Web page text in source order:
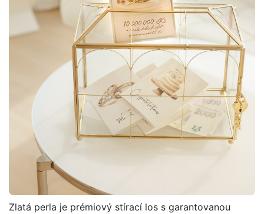
Zlatá perla je prémiový stírací los s garantovanou